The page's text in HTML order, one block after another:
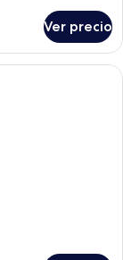
Ver precio
hotel con una cama,